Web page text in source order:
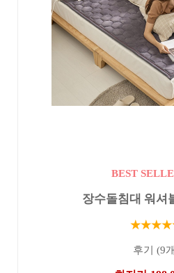
BEST
장수돌침대 워셔
후기 (9